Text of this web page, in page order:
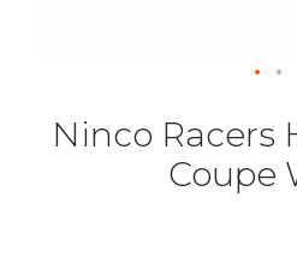
Ninco Racers
Coupe